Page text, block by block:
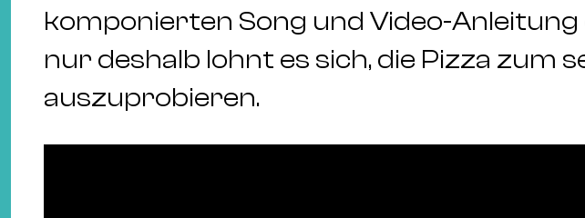
komponierten Song und Video-Anleitung
nur deshalb lohnt es sich, die Pizza zum
auszuprobieren.